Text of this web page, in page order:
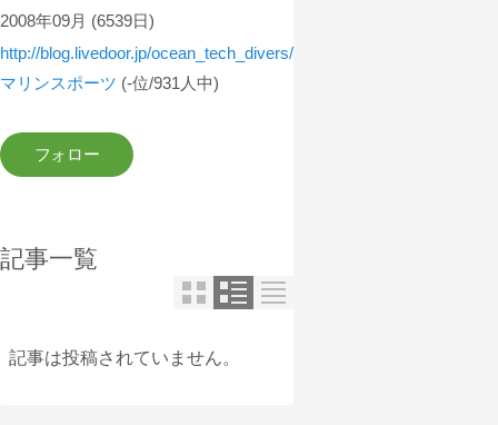
2008年09月 (6539日)
http://blog.livedoor.jp/ocean_tech_divers/
マリンスポーツ (-位/931人中)
記事一覧
記事は投稿されていません。